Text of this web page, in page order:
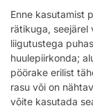
Enne kasutamist
rätikuga, seejärel
liigutustega
huulepiirkonda;
pöörake erilist
rasu või on
võite kasutada